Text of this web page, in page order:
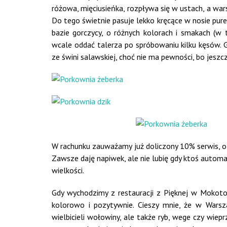
różowa, mięciusieńka, rozpływa się w ustach, a
Do tego świetnie pasuje lekko kręcące w nosie
bazie gorczycy, o różnych kolorach i smakach
wcale oddać talerza po spróbowaniu kilku kęsów.
ze świni salawskiej, choć nie ma pewności, bo
W rachunku zauważamy już doliczony 10%
Zawsze daję napiwek, ale nie lubię gdy ktoś
wielkości.
Gdy wychodzimy z restauracji z Pięknej w
kolorowo i pozytywnie. Cieszy mnie, że w
wielbicieli wołowiny, ale także ryb, wege czy